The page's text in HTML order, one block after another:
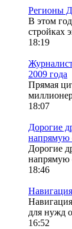
Регионы
В этом
стройках
18:19
2009 года
Прямая
18:07
Дорогие
напрямую
Дорогие
напрямую
18:46
для нужд
16:52